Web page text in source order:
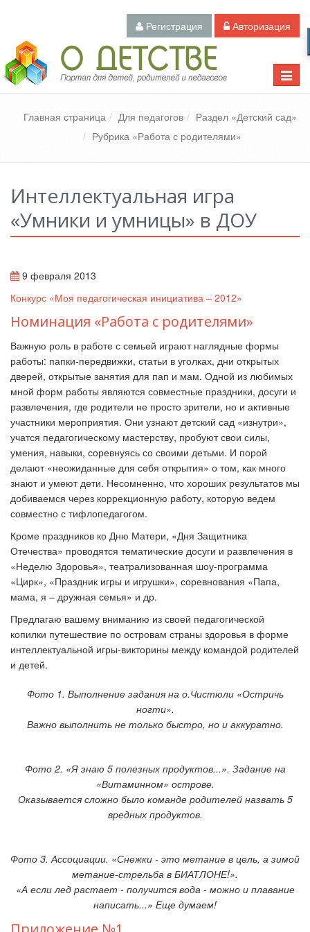
Регистрация Авторизация
Toggle
Педагогический портал «О детстве»
Главная страница Для педагогов
Раздел «Детский сад»
Рубрика «Работа с родителями»
Интеллектуальная игра
«Умники и умницы» в ДОУ
9 февраля 2013
Конкурс «Моя педагогическая инициатива – 2012»
Номинация «Работа с родителями»
Важную роль в работе с семьей играют наглядные формы
работы: папки-передвижки, статьи в уголках, дни открытых
дверей, открытые занятия для пап и мам. Одной из любимых
мной форм работы являются совместные праздники, досуги и
развлечения, где родители не просто зрители, но и активные
участники мероприятия. Они узнают детский сад «изнутри»,
учатся педагогическому мастерству, пробуют свои силы,
умения, навыки, соревнуясь со своими детьми. И порой
делают «неожиданные для себя открытия» о том, как много
знают и умеют дети. Несомненно, что хороших результатов мы
добиваемся через коррекционную работу, которую ведем
совместно с тифлопедагогом.
Кроме праздников ко Дню Матери, «Дня Защитника
Отечества» проводятся тематические досуги и развлечения в
«Неделю Здоровья», театрализованная шоу-программа
«Цирк», «Праздник игры и игрушки», соревнования «Папа,
мама, я – дружная семья» и др.
Предлагаю вашему вниманию из своей педагогической
копилки путешествие по островам страны здоровья в форме
интеллектуальной игры-викторины между командой родителей
и детей.
Фото 1. Выполнение задания на о.Чистюли «Остричь
ногти».
Важно выполнить не только быстро, но и аккуратно.
Фото 2. «Я знаю 5 полезных продуктов...». Задание на
«Витаминном» острове.
Оказывается сложно было команде родителей назвать 5
вредных продуктов.
Фото 3. Ассоциации. «Снежки - это метание в цель, а зимой
метание-стрельба в БИАТЛОНЕ!».
«А если лед растает - получится вода - можно и плавание
написать...» Еще думаем!